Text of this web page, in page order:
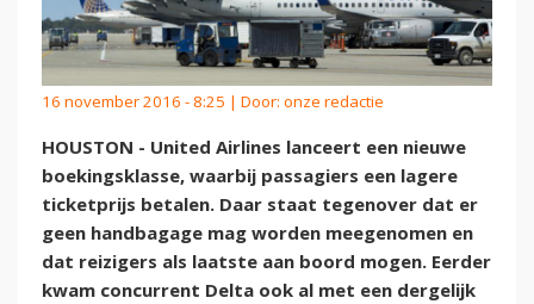
16 november 2016 - 8:25 | Door: onze redactie
HOUSTON - United Airlines lanceert een nieuwe
boekingsklasse, waarbij passagiers een lagere
ticketprijs betalen. Daar staat tegenover dat er
geen handbagage mag worden meegenomen en
dat reizigers als laatste aan boord mogen. Eerder
kwam concurrent Delta ook al met een dergelijk